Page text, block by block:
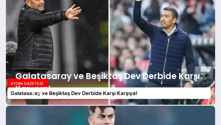
Galatasaray ve Beşiktaş Dev Derbide Karşı
Karşıya!